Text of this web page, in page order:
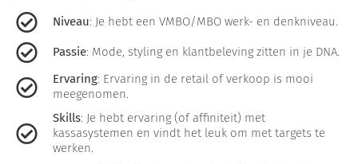
Niveau: Je hebt een VMBO/MBO werk- en denkniveau.
Passie: Mode, styling en klantbeleving zitten in je DNA.
Ervaring: Ervaring in de retail of verkoop is mooi
meegenomen.
Skills: Je hebt ervaring (of affiniteit) met
kassasystemen en vindt het leuk om met targets te
werken.